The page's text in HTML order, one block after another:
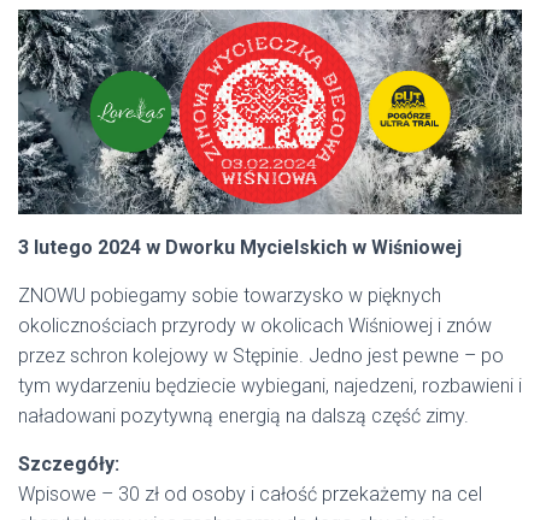
3 lutego 2024 w Dworku Mycielskich w Wiśniowej
ZNOWU pobiegamy sobie towarzysko w pięknych
okolicznościach przyrody w okolicach Wiśniowej i znów
przez schron kolejowy w Stępinie. Jedno jest pewne – po
tym wydarzeniu będziecie wybiegani, najedzeni, rozbawieni i
naładowani pozytywną energią na dalszą część zimy.
Szczegóły:
Wpisowe – 30 zł od osoby i całość przekażemy na cel